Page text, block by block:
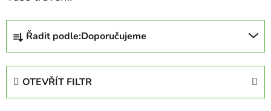
Ř
z
Řadit podle:Doporučujeme
OTEVŘÍT FILTR